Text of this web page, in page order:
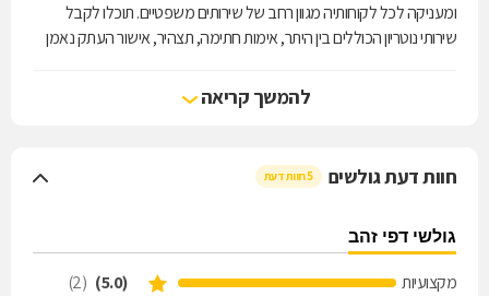
ומעניקה לכל לקוחותיה מגוון רחב של שירותים משפטיים. תוכלו לקבל
שירותי נוטריון הכוללים בין היתר, אימות חתימה, תצהיר, אישור העתק נאמן
אנגלית, גאורגית, צרפתית, ספרדית ורוסית. עו''ד מטלס תעמוד לרשותכם
בכל שאלה, לקביעת פגישת ייעוץ, צרו קשר עם המשרד עוד היום.
להמשך קריאה
חוות דעת גולשים 5 חוות דעת
גולשי דפי זהב
מקצועיות (5.0)
(2)